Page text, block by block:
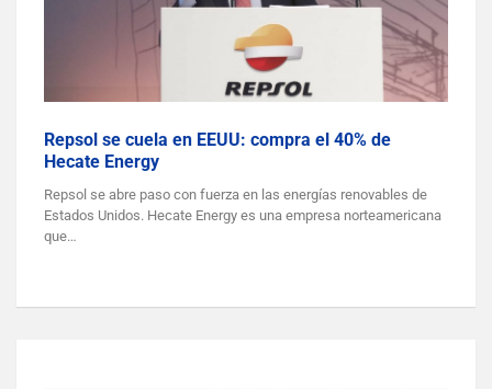
Repsol se cuela en EEUU: compra el 40% de
Hecate Energy
Repsol se abre paso con fuerza en las energías renovables de
Estados Unidos. Hecate Energy es una empresa norteamericana
que…